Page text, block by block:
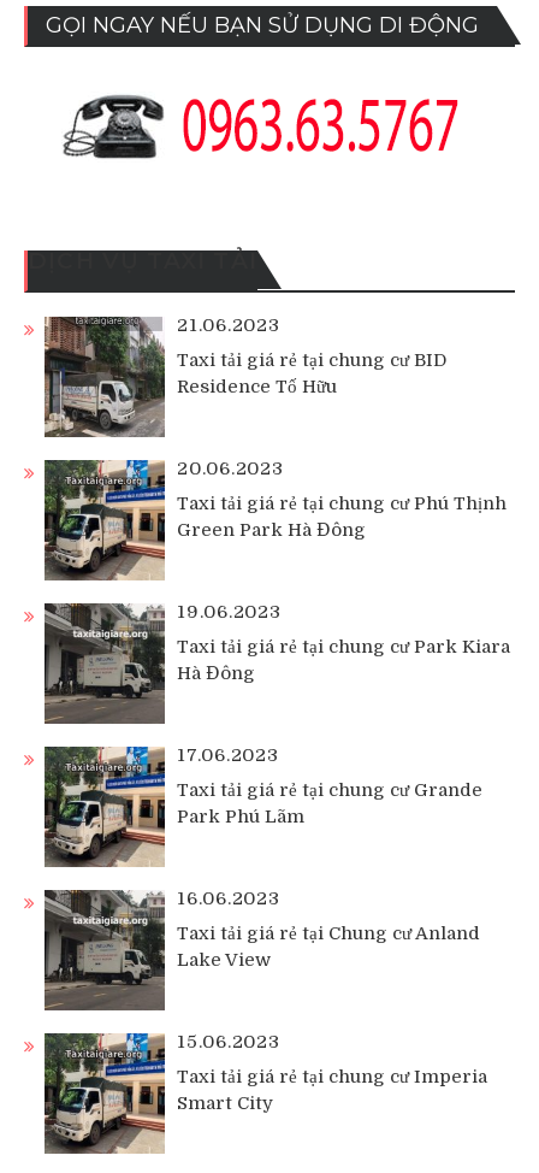
GỌI NGAY NẾU BẠN SỬ DỤNG DI ĐỘNG
21.06.2023
Taxi tải giá rẻ tại chung cư BID
Residence Tố Hữu
20.06.2023
Taxi tải giá rẻ tại chung cư Phú Thịnh
Green Park Hà Đông
19.06.2023
Taxi tải giá rẻ tại chung cư Park Kiara
Hà Đông
17.06.2023
Taxi tải giá rẻ tại chung cư Grande
Park Phú Lãm
16.06.2023
Taxi tải giá rẻ tại Chung cư Anland
Lake View
15.06.2023
Taxi tải giá rẻ tại chung cư Imperia
Smart City